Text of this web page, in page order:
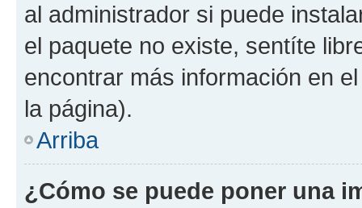
al administrador si puede
el paquete no existe, sentíte
encontrar más información en
la página).
Arriba
¿Cómo se puede poner una